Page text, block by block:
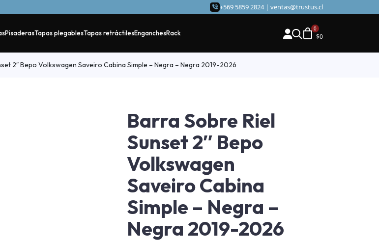
+569 5859 2824 | ventas@trustus.cl
PisaderasTapas plegablesTapas retráctilesEnganchesRack $0
2″ Bepo Volkswagen Saveiro Cabina Simple – Negra – Negra 2019-2026
Barra Sobre Riel
Sunset 2″ Bepo
Volkswagen
Saveiro Cabina
Simple – Negra –
Negra 2019-2026